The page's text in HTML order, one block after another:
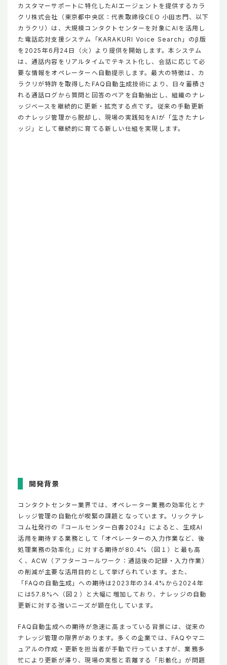
カスタマーサポートに特化したAIエージェントを提供するカラ
クリ株式会社（東京都中央区：代表取締役CEO 小田志門、以下
カラクリ）は、大規模コンタクトセンターを対象にAIを活用し
た電話応対支援システム「KARAKURI Voice Search」のβ版
を2025年6月24日（火）より提供を開始します。本システム
は、通話内容をリアルタイムでテキスト化し、会話に応じて必
要な情報をオペレーターへ自動提示します。最大の特徴は、カ
ラクリが特許を取得したFAQ自動生成技術により、日々蓄積さ
れる通話ログから質問と回答のペアを自動抽出し、組織のナレ
ッジベースを継続的に更新・拡充する点です。従来の手動更新
のナレッジ管理から脱却し、現場の実践知をAIが「生きたナレ
ッジ」として継続的に育てる新しい仕組を実現します。
開発背景
コンタクトセンター業界では、オペレーター業務の効率化とナ
レッジ管理の自動化が喫緊の課題となっています。リックテレ
コム社発行の『コールセンター白書2024』によると、生成AI
活用を期待する業務として「オペレーターの入力作業など、後
処理業務の効率化」に対する期待が80.4%（図１）と最も高
く、ACW（アフターコールワーク：通話後の記録・入力作業）
の削減が主要な活用目的として挙げられています。また、
「FAQの自動生成」への期待は2023年の34.4%から2024年
には57.8%へ（図２）と大幅に増加しており、ナレッジの自動
更新に対する強いニーズが顕在化しています。
FAQ自動生成への期待が急速に高まっている背景には、従来の
ナレッジ管理の限界があります。多くの企業では、FAQやマニ
ュアルの作成・更新を担当者が手動で行っていますが、業務多
忙により更新が滞り、現場の実態と乖離する「形骸化」が問題